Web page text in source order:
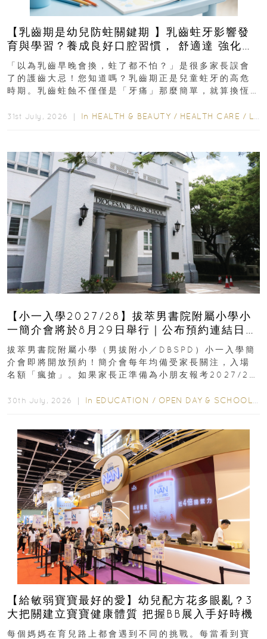
【乳齒期是幼兒防蛀關鍵期 】乳齒蛀牙影響發
育與學習？養成良好口腔習慣， 舒適達 強化琺
瑯質 兒童牙膏防護指南
「以為乳齒早晚會換，蛀了都不怕？」是很多家長誤會
了的護齒大忌！您知道嗎？乳齒期正是兒童蛀牙的高危
時期。乳齒蛀蝕不僅僅是「牙痛」那麼簡單，就算換恆
31st July, 2026 ｜ In HEALTH & BEAUTY / HEALTH CARE / LIFESTYLE
【小一入學2027/28】拔萃男書院附屬小學小
一簡介會將於8月29日舉行｜公布預約連結日期
｜更設有網上重溫
拔萃男書院附屬小學（男拔附小／DBSPD）小一入學簡
介會即將開放預約！簡介會每年均備受家長關注，入場
名額「瘋搶」。如果家長正準備為小朋友報考2027/28
30th July, 2026 ｜ In EDUCATION / OPEN DAY & SCHOOL EVENTS
【給敏弱寶寶最好的愛】幼兒配方花多眼亂？3
大把關建立寶寶健康體質 把握BB展入手好時機
每個媽媽在育兒路上都會遇到不同的挑戰。每當看到寶